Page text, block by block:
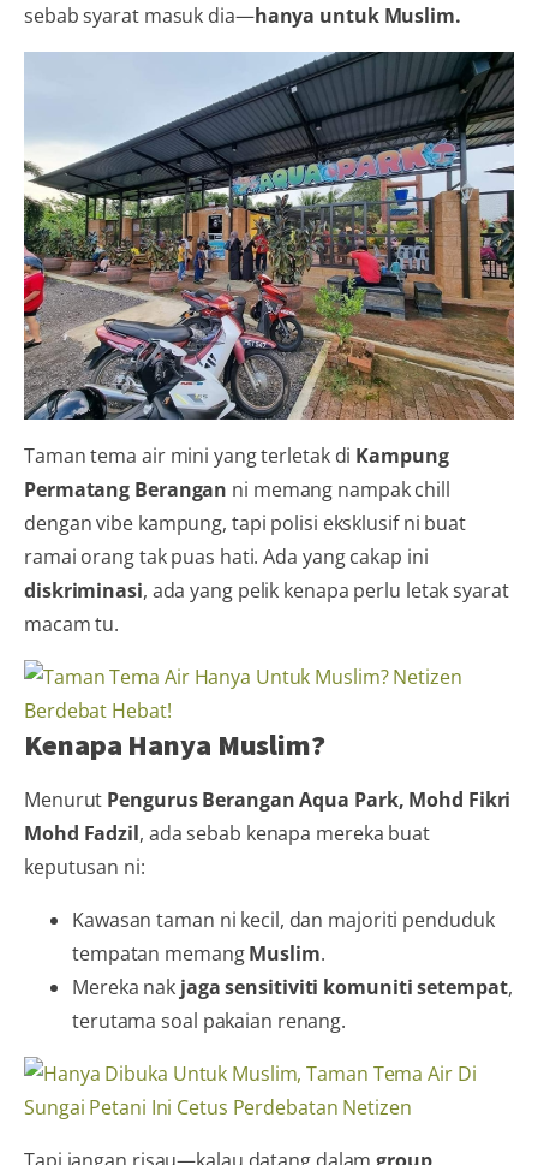
sebab syarat masuk dia—hanya untuk Muslim.
Taman tema air mini yang terletak di Kampung
Permatang Berangan ni memang nampak chill
dengan vibe kampung, tapi polisi eksklusif ni buat
ramai orang tak puas hati. Ada yang cakap ini
diskriminasi, ada yang pelik kenapa perlu letak syarat
macam tu.
Kenapa Hanya Muslim?
Menurut Pengurus Berangan Aqua Park, Mohd Fikri
Mohd Fadzil, ada sebab kenapa mereka buat
keputusan ni:
Kawasan taman ni kecil, dan majoriti penduduk
tempatan memangMuslim.
Mereka nak jaga sensitiviti komuniti setempat,
terutama soal pakaian renang.